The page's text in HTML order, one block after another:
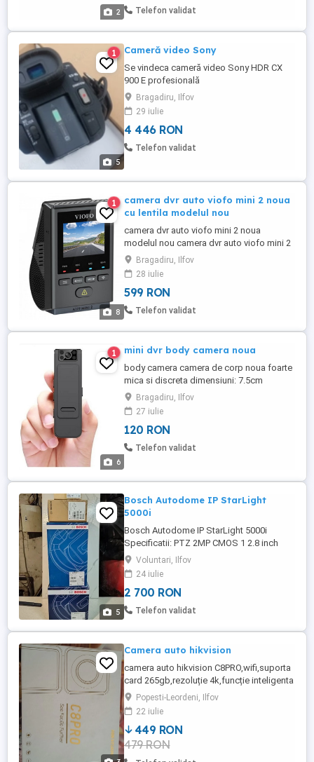
2
doritori se poate vinde cu proba, directa ...
Telefon validat
5
1 Cameră video Sony
Se vindeca cameră video Sony HDR CX
900 E profesională
Bragadiru, Ilfov
29 iulie
4 446 RON
Telefon validat
8
1
camera dvr auto viofo mini 2 noua
cu lentila modelul nou
camera dvr auto viofo mini 2 noua
modelul nou camera dvr auto viofo mini 2
noua cu ,,vestita'' lentila model nou.
camera e noua si are garantie scrisa (in
romania). are comenzi vocale, gps, mod
parcare, si cam tot ce poate avea ca
dotari o camera de top. camera vede
Bragadiru, Ilfov
28 iulie
599 RON
Telefon validat
6
1 mini dvr body camera noua
body camera camera de corp noua foarte
mica si discreta dimensiuni: 7.5cm
x2.5cm,x1cm greutate 23 grame poate
afisa logo cu data si ora pe fimari. pentru
film bateria dureaza maxim 4 ore (avi
1920x1080p) sau poate salva doar audio
caz in care bateria functioneaza pana in 8
Bragadiru, Ilfov
27 iulie
120 RON
Telefon validat
5
Bosch Autodome IP StarLight
5000i
Bosch Autodome IP StarLight 5000i
Specificatii: PTZ 2MP CMOS 1 2.8 inch
HDR 30x Encoding Video H.264 Port RJ45
Rezistenta IP66 Suport PoE (Power-over-
Ethernet) Setul este nou, sigilat, si original.
Pretul mare este pentru kitul intreg.
Voluntari, Ilfov
24 iulie
2 700 RON
Telefon validat
Camera auto hikvision
camera auto hikvision C8PRO,wifi,suporta
card 265gb,rezoluție 4k,funcție inteligenta
ADAS ,microfon incorporat ,G-senzor,ettc
Popesti-Leordeni, Ilfov
22 iulie
449 RON
479 RON